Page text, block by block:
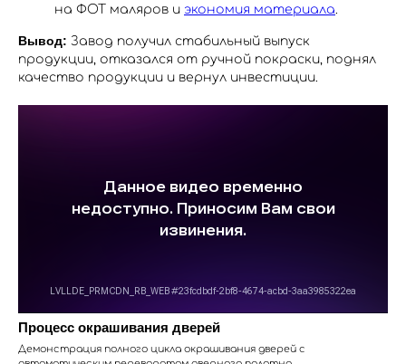
на ФОТ маляров и экономия материала.
Вывод: Завод получил стабильный выпуск
продукции, отказался от ручной покраски, поднял
качество продукции и вернул инвестиции.
Процесс окрашивания дверей
Демонстрация полного цикла окрашивания дверей с